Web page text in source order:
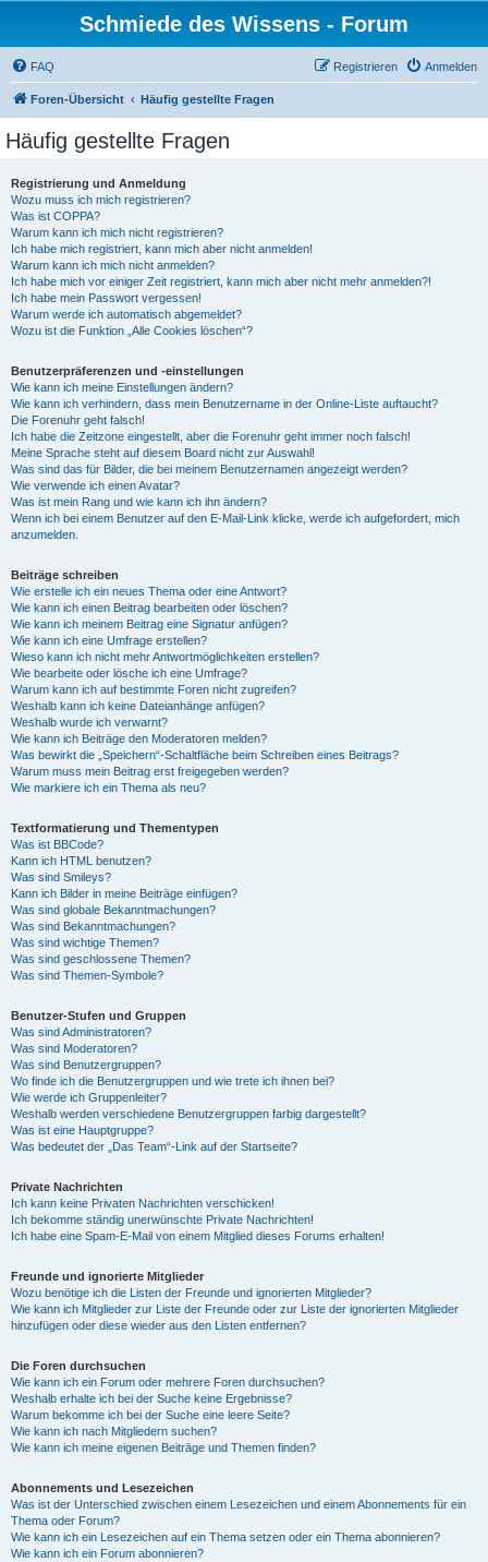
Schmiede des Wissens - Forum
FAQ Anmelden
Registrieren
Foren-Übersicht Häufig gestellte Fragen
Häufig gestellte Fragen
Registrierung und Anmeldung
Wozu muss ich mich registrieren?
Was ist COPPA?
Warum kann ich mich nicht registrieren?
Ich habe mich registriert, kann mich aber nicht anmelden!
Warum kann ich mich nicht anmelden?
Ich habe mich vor einiger Zeit registriert, kann mich aber nicht mehr anmelden?!
Ich habe mein Passwort vergessen!
Warum werde ich automatisch abgemeldet?
Wozu ist die Funktion „Alle Cookies löschen“?
Benutzerpräferenzen und -einstellungen
Wie kann ich meine Einstellungen ändern?
Wie kann ich verhindern, dass mein Benutzername in der Online-Liste auftaucht?
Die Forenuhr geht falsch!
Ich habe die Zeitzone eingestellt, aber die Forenuhr geht immer noch falsch!
Meine Sprache steht auf diesem Board nicht zur Auswahl!
Was sind das für Bilder, die bei meinem Benutzernamen angezeigt werden?
Wie verwende ich einen Avatar?
Was ist mein Rang und wie kann ich ihn ändern?
Wenn ich bei einem Benutzer auf den E-Mail-Link klicke, werde ich aufgefordert, mich
anzumelden.
Beiträge schreiben
Wie erstelle ich ein neues Thema oder eine Antwort?
Wie kann ich einen Beitrag bearbeiten oder löschen?
Wie kann ich meinem Beitrag eine Signatur anfügen?
Wie kann ich eine Umfrage erstellen?
Wieso kann ich nicht mehr Antwortmöglichkeiten erstellen?
Wie bearbeite oder lösche ich eine Umfrage?
Warum kann ich auf bestimmte Foren nicht zugreifen?
Weshalb kann ich keine Dateianhänge anfügen?
Weshalb wurde ich verwarnt?
Wie kann ich Beiträge den Moderatoren melden?
Was bewirkt die „Speichern“-Schaltfläche beim Schreiben eines Beitrags?
Warum muss mein Beitrag erst freigegeben werden?
Wie markiere ich ein Thema als neu?
Textformatierung und Thementypen
Was ist BBCode?
Kann ich HTML benutzen?
Was sind Smileys?
Kann ich Bilder in meine Beiträge einfügen?
Was sind globale Bekanntmachungen?
Was sind Bekanntmachungen?
Was sind wichtige Themen?
Was sind geschlossene Themen?
Was sind Themen-Symbole?
Benutzer-Stufen und Gruppen
Was sind Administratoren?
Was sind Moderatoren?
Was sind Benutzergruppen?
Wo finde ich die Benutzergruppen und wie trete ich ihnen bei?
Wie werde ich Gruppenleiter?
Weshalb werden verschiedene Benutzergruppen farbig dargestellt?
Was ist eine Hauptgruppe?
Was bedeutet der „Das Team“-Link auf der Startseite?
Private Nachrichten
Ich kann keine Privaten Nachrichten verschicken!
Ich bekomme ständig unerwünschte Private Nachrichten!
Ich habe eine Spam-E-Mail von einem Mitglied dieses Forums erhalten!
Freunde und ignorierte Mitglieder
Wozu benötige ich die Listen der Freunde und ignorierten Mitglieder?
Wie kann ich Mitglieder zur Liste der Freunde oder zur Liste der ignorierten Mitglieder
hinzufügen oder diese wieder aus den Listen entfernen?
Die Foren durchsuchen
Wie kann ich ein Forum oder mehrere Foren durchsuchen?
Weshalb erhalte ich bei der Suche keine Ergebnisse?
Warum bekomme ich bei der Suche eine leere Seite?
Wie kann ich nach Mitgliedern suchen?
Wie kann ich meine eigenen Beiträge und Themen finden?
Abonnements und Lesezeichen
Was ist der Unterschied zwischen einem Lesezeichen und einem Abonnements für ein
Thema oder Forum?
Wie kann ich ein Lesezeichen auf ein Thema setzen oder ein Thema abonnieren?
Wie kann ich ein Forum abonnieren?